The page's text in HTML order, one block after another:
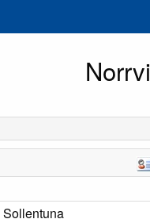
Sollentuna